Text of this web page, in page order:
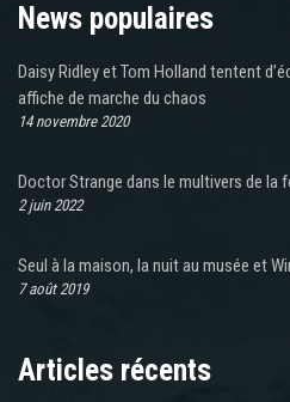
News populaires
Daisy Ridley et Tom Holland tentent
affiche de marche du chaos
14 novembre 2020
Doctor Strange dans le multivers de la
2 juin 2022
Seul à la maison, la nuit au musée et
7 août 2019
Articles récents